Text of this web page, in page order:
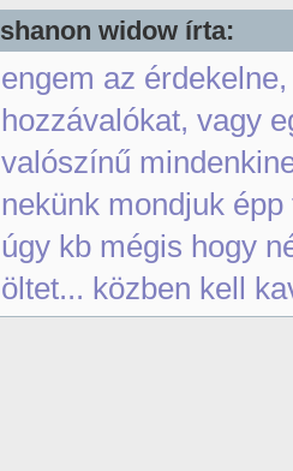
shanon widow írta:
engem az
hozzávalókat, vagy
valószínű
nekünk mondjuk
úgy kb mégis hogy
öltet... közben kell